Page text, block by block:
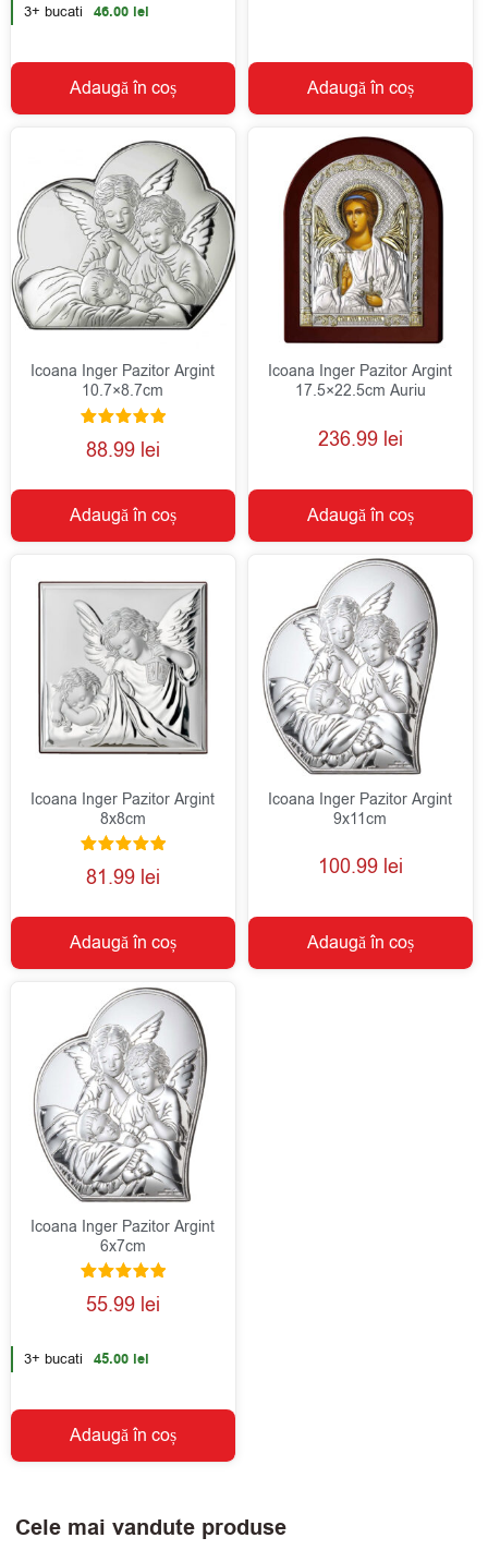
3+ bucati 46.00 lei
Adaugă în coș Adaugă în coș
Icoana Inger Pazitor Argint
10.7×8.7cm
Evaluat la
5.00
88.99 lei
Adaugă în coș
Icoana Inger Pazitor Argint
17.5×22.5cm Auriu
236.99 lei
Adaugă în coș
Icoana Inger Pazitor Argint
8x8cm
Evaluat la
5.00
81.99 lei
Adaugă în coș
Icoana Inger Pazitor Argint
9x11cm
100.99 lei
Adaugă în coș
Icoana Inger Pazitor Argint
6x7cm
Evaluat la
5.00
55.99 lei
3+ bucati 45.00 lei
Adaugă în coș
Cele mai vandute produse